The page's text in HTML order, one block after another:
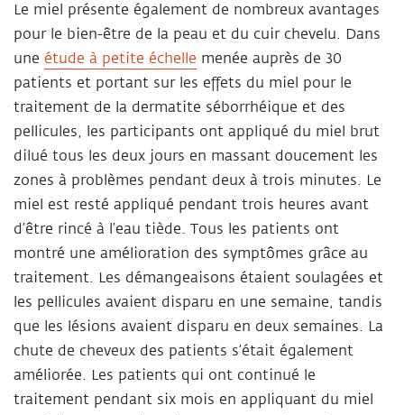
Le miel présente également de nombreux avantages
pour le bien-être de la peau et du cuir chevelu. Dans
une étude à petite échelle menée auprès de 30
patients et portant sur les effets du miel pour le
traitement de la dermatite séborrhéique et des
pellicules, les participants ont appliqué du miel brut
dilué tous les deux jours en massant doucement les
zones à problèmes pendant deux à trois minutes. Le
miel est resté appliqué pendant trois heures avant
d’être rincé à l’eau tiède. Tous les patients ont
montré une amélioration des symptômes grâce au
traitement. Les démangeaisons étaient soulagées et
les pellicules avaient disparu en une semaine, tandis
que les lésions avaient disparu en deux semaines. La
chute de cheveux des patients s’était également
améliorée. Les patients qui ont continué le
traitement pendant six mois en appliquant du miel